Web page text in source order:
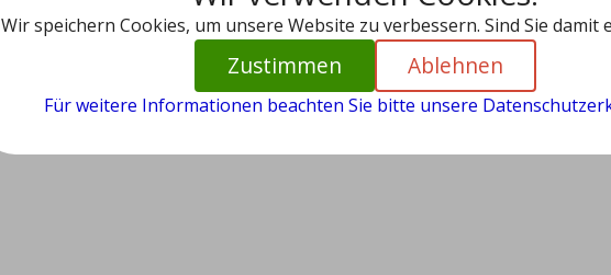
Wir speichern Cookies, um unsere Website zu verbessern. Sind Sie damit
Zustimmen Ablehnen
Für weitere Informationen beachten Sie bitte unsere